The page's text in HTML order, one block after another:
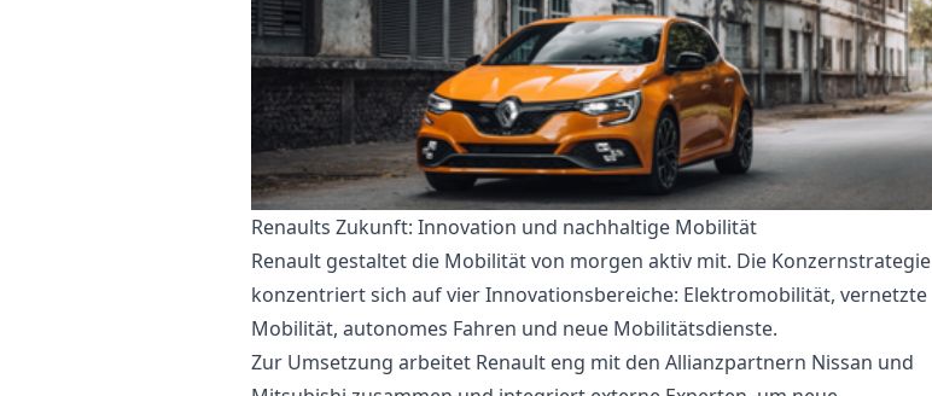
Renaults Zukunft: Innovation und nachhaltige Mobilität
Renault gestaltet die Mobilität von morgen aktiv mit. Die Konzernstrategie
konzentriert sich auf vier Innovationsbereiche: Elektromobilität, vernetzte
Mobilität, autonomes Fahren und neue Mobilitätsdienste.
Zur Umsetzung arbeitet Renault eng mit den Allianzpartnern Nissan und